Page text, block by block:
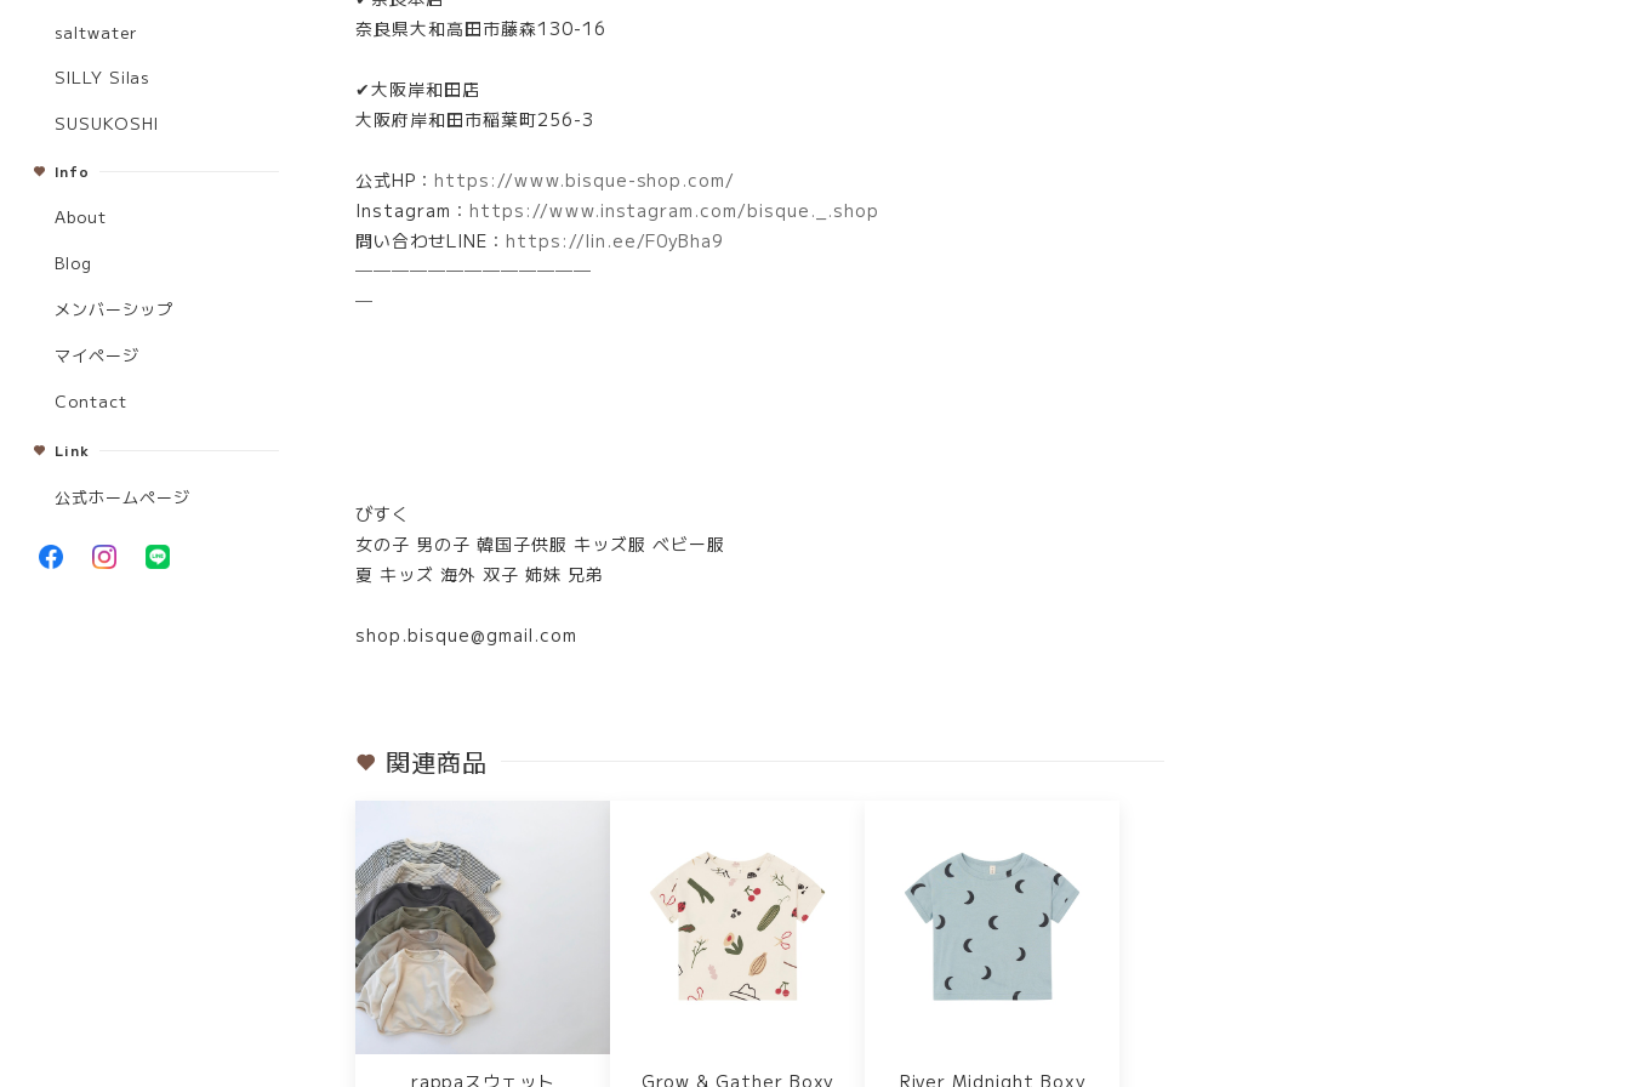
saltwater
SILLY Silas
SUSUKOSHI
Info
About
Blog
メンバーシップ
マイページ
Contact
Link
公式ホームページ
奈良県大和高田市藤森130-16
✔大阪岸和田店
大阪府岸和田市稲葉町256-3
公式HP： https://www.bisque-shop.com/
Instagram： https://www.instagram.com/bisque._.shop
問い合わせLINE： https://lin.ee/F0yBha9
​───────​──────
─
びすく
女の子 男の子 韓国子供服 キッズ服 ベビー服
夏 キッズ 海外 双子 姉妹 兄弟
shop.bisque@gmail.com
関連商品
rappaスウェット Grow & Gather Boxy River Midnight Boxy